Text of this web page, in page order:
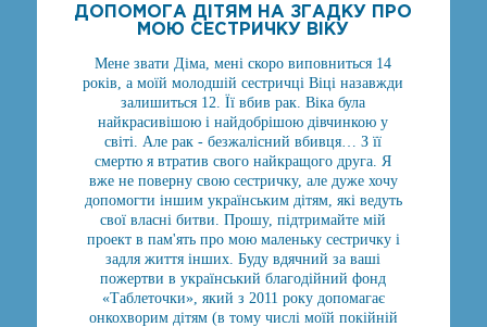
ДОПОМОГА ДІТЯМ НА ЗГАДКУ ПРО
МОЮ СЕСТРИЧКУ ВІКУ
Мене звати Діма, мені скоро виповниться 14
років, а моїй молодшій сестричці Віці назавжди
залишиться 12. Її вбив рак. Віка була
найкрасивішою і найдобрішою дівчинкою у
світі. Але рак - безжалісний вбивця… З її
смертю я втратив свого найкращого друга. Я
вже не поверну свою сестричку, але дуже хочу
допомогти іншим українським дітям, які ведуть
свої власні битви. Прошу, підтримайте мій
проект в пам'ять про мою маленьку сестричку і
задля життя інших. Буду вдячний за ваші
пожертви в український благодійний фонд
«Таблеточки», який з 2011 року допомагає
онкохворим дітям (в тому числі моїй покійній